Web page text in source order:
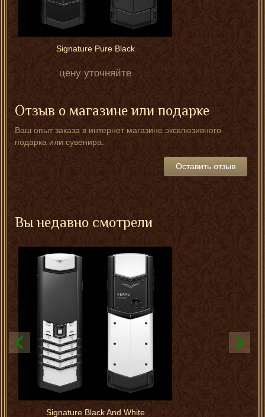
Signature Pure Black
цену уточняйте
Отзыв о магазине или подарке
Ваш опыт заказа в интернет магазине эксклюзивного
подарка или сувенира.
Оставить отзыв
Вы недавно смотрели
Signature Black And White